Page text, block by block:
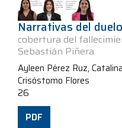
Narrativas del
cobertura del
Sebastián Piñera
Ayleen Pérez Ruz,
Crisóstomo Flores
26
PDF